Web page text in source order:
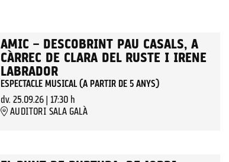
AMIC – DESCOBRINT PAU CASALS, A
CÀRREC DE CLARA DEL RUSTE I IRENE
LABRADOR
ESPECTACLE MUSICAL (A PARTIR DE 5 ANYS)
dv. 25.09.26| 17:30 h
AUDITORI SALA GALÀ